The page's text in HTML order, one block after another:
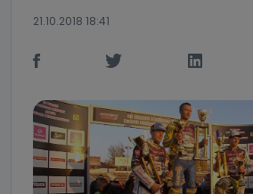
21.10.2018 18:41